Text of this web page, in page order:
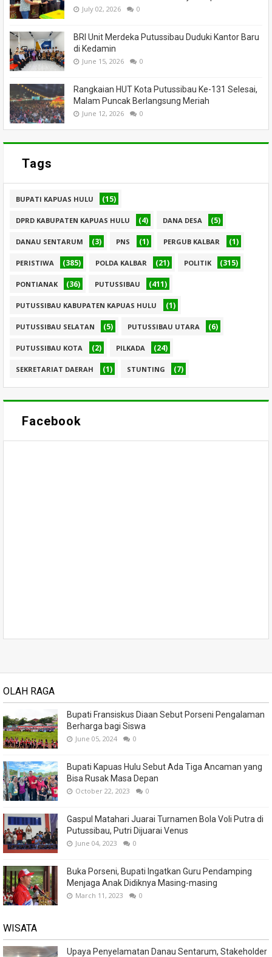
July 02, 2026 0
BRI Unit Merdeka Putussibau Duduki Kantor Baru
di Kedamin
June 15, 2026 0
Rangkaian HUT Kota Putussibau Ke-131 Selesai,
Malam Puncak Berlangsung Meriah
June 12, 2026 0
Tags
BUPATI KAPUAS HULU (15)
DPRD KABUPATEN KAPUAS HULU (4) DANA DESA (5)
DANAU SENTARUM (3) PNS (1) PERGUB KALBAR (1)
PERISTIWA (385) POLDA KALBAR (21) POLITIK (315)
PONTIANAK (36) PUTUSSIBAU (411)
PUTUSSIBAU KABUPATEN KAPUAS HULU (1)
PUTUSSIBAU SELATAN (5) PUTUSSIBAU UTARA (6)
PUTUSSIBAU KOTA (2) PILKADA (24)
SEKRETARIAT DAERAH (1) STUNTING (7)
Facebook
OLAH RAGA
Bupati Fransiskus Diaan Sebut Porseni Pengalaman
Berharga bagi Siswa
June 05, 2024 0
Bupati Kapuas Hulu Sebut Ada Tiga Ancaman yang
Bisa Rusak Masa Depan
October 22, 2023 0
Gaspul Matahari Juarai Turnamen Bola Voli Putra di
Putussibau, Putri Dijuarai Venus
June 04, 2023 0
Buka Porseni, Bupati Ingatkan Guru Pendamping
Menjaga Anak Didiknya Masing-masing
March 11, 2023 0
WISATA
Upaya Penyelamatan Danau Sentarum, Stakeholder